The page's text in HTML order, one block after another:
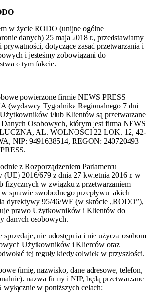
w życie RODO (unijne ogólne
danych) 25 maja 2018 r., przedstawiamy
prywatności, dotyczące zasad przetwarzania i
i jesteśmy zobowiązani do
o tym fakcie.
powierzone firmie NEWS PRESS
(wydawcy Tygodnika Regionalnego 7 dni
i/lub Klientów są przetwarzane
Osobowych, którym jest firma NEWS
AL. WOLNOŚCI 22 LOK. 12, 42-
NIP: 9491638514, REGON: 240720493
z Rozporządzeniem Parlamentu
(UE) 2016/679 z dnia 27 kwietnia 2016 r. w
fizycznych w związku z przetwarzaniem
sprawie swobodnego przepływu takich
dyrektywy 95/46/WE (w skrócie „RODO”),
prawo Użytkowników i Klientów do
danych osobowych.
nie udostępnia i nie użycza osobom
Użytkowników i Klientów oraz
tej reguły kiedykolwiek w przyszłości.
(imię, nazwisko, dane adresowe, telefon,
nazwa firmy i NIP, będą przetwarzane
w poniższych celach: